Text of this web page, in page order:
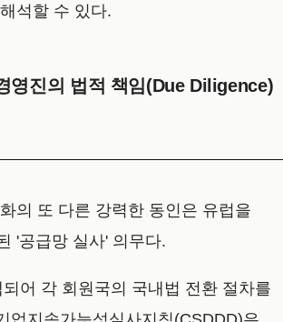
석할 수 있다.
영진의 법적 책임(Due Diligence)
의 또 다른 강력한 동인은 유럽을
'공급망 실사' 의무다.
어 각 회원국의 국내법 전환 절차를